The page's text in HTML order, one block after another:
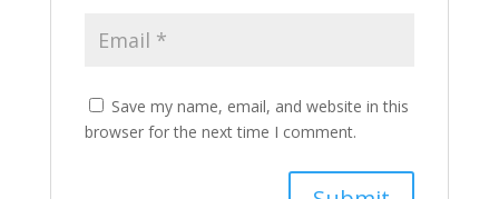
Save my name, email, and website in this
browser for the next time I comment.